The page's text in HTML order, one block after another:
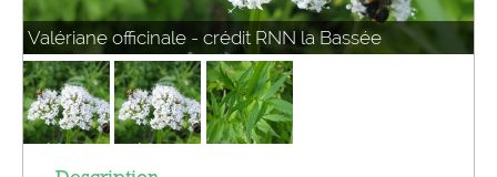
Valériane officinale - crédit RNN la Bassée